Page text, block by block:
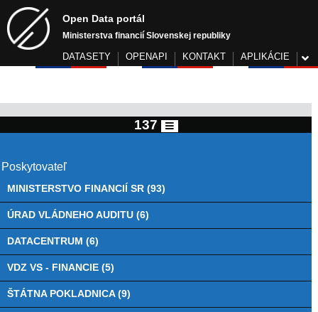
Open Data portál
Ministerstva financií Slovenskej republiky
DATASETY OPENAPI KONTAKT APLIKÁCIE
137
Poskytovateľ
MINISTERSTVO FINANCIÍ SR (93)
ÚRAD VLÁDNEHO AUDITU (6)
DATACENTRUM (6)
VDZ VS - FINANCIE (5)
ŠTÁTNA POKLADNICA (9)